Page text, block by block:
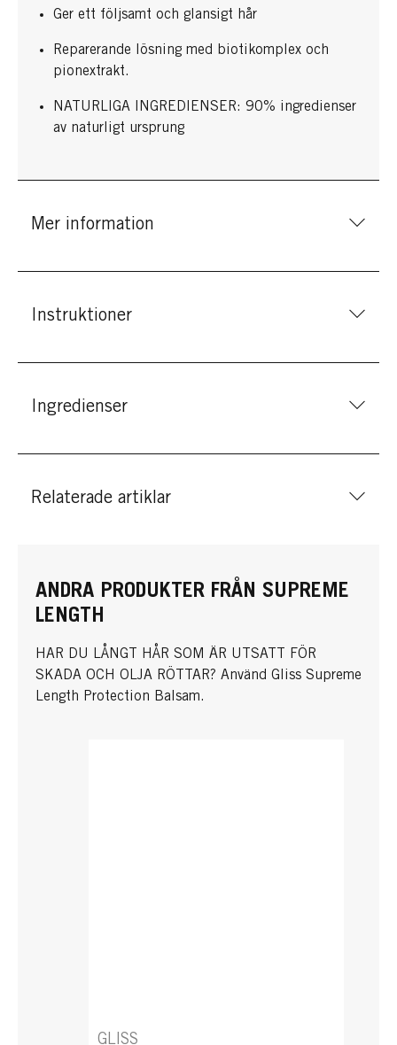
Ger ett följsamt och glansigt hår
Reparerande lösning med biotikomplex och
pionextrakt.
NATURLIGA INGREDIENSER: 90% ingredienser
av naturligt ursprung
Mer information
Instruktioner
Ingredienser
Relaterade artiklar
ANDRA PRODUKTER FRÅN SUPREME
LENGTH
HAR DU LÅNGT HÅR SOM ÄR UTSATT FÖR
SKADA OCH OLJA RÖTTAR? Använd Gliss Supreme
Length Protection Balsam.
GLISS